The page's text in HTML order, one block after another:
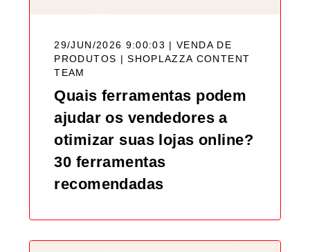
29/JUN/2026 9:00:03 | VENDA DE
PRODUTOS |SHOPLAZZA CONTENT
TEAM
Quais ferramentas podem
ajudar os vendedores a
otimizar suas lojas online?
30 ferramentas
recomendadas